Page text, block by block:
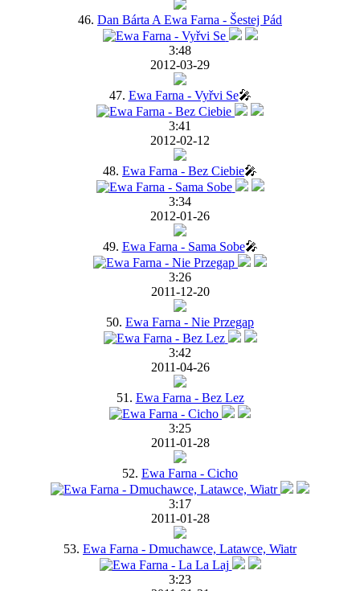
46. Dan Bárta A Ewa Farna - Šestej Pád
3:48
2012-03-29
47. Ewa Farna - Vyřvi Se🎤
3:41
2012-02-12
48. Ewa Farna - Bez Ciebie🎤
3:34
2012-01-26
49. Ewa Farna - Sama Sobe🎤
3:26
2011-12-20
50. Ewa Farna - Nie Przegap
3:42
2011-04-26
51. Ewa Farna - Bez Lez
3:25
2011-01-28
52. Ewa Farna - Cicho
3:17
2011-01-28
53. Ewa Farna - Dmuchawce, Latawce, Wiatr
3:23